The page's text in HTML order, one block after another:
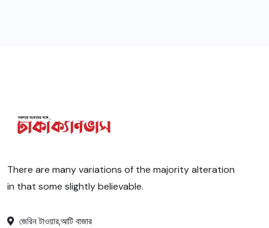
There are many variations of the majority alteration
in that some slightly believable.
জেরিন টাওয়ার,আটি বাজার